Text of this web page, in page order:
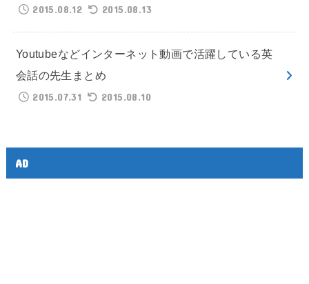
2015.08.12
2015.08.13
Youtubeなどインターネット動画で活躍している英
会話の先生まとめ
2015.07.31
2015.08.10
AD